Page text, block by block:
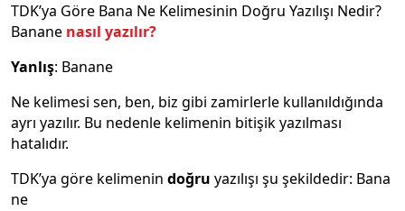
TDK’ya Göre Bana Ne Kelimesinin Doğru Yazılışı Nedir?
Banane nasıl yazılır?
Yanlış: Banane
Ne kelimesi sen, ben, biz gibi zamirlerle kullanıldığında
ayrı yazılır. Bu nedenle kelimenin bitişik yazılması
hatalıdır.
TDK’ya göre kelimenin doğru yazılışı şu şekildedir: Bana
ne